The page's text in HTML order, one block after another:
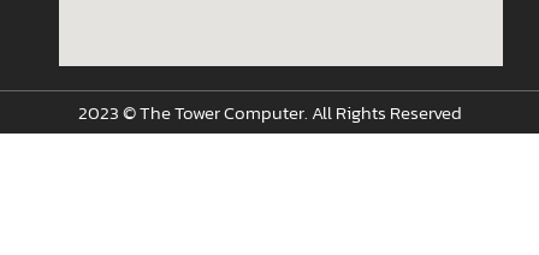
2023 © The Tower Computer. All Rights Reserved